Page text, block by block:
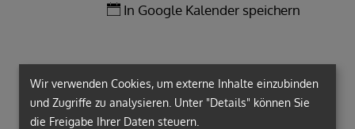
In Google Kalender speichern
Wir verwenden Cookies, um externe Inhalte einzubinden
und Zugriffe zu analysieren. Unter "Details" können Sie
die Freigabe Ihrer Daten steuern.